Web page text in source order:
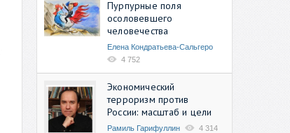
Пурпурные поля
осоловевшего
человечества
Елена Кондратьева-Сальгеро
4 752
Экономический
терроризм против
России: масштаб и цели
Рамиль Гарифуллин 4 314